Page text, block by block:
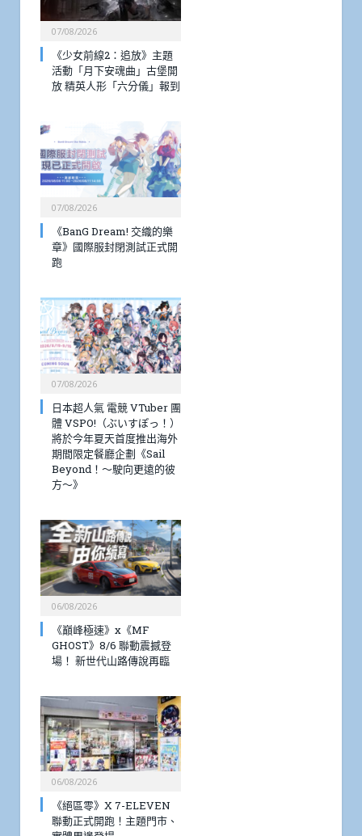
07/08/2026
《少女前線2：追放》主題
活動「月下安魂曲」古堡開
放 精英人形「六分儀」報到
07/08/2026
《BanG Dream! 交織的樂
章》國際服封閉測試正式開
跑
07/08/2026
日本超人氣 電競 VTuber 團
體 VSPO!（ぶいすぽっ！）
將於今年夏天首度推出海外
期間限定餐廳企劃《Sail
Beyond！～駛向更遠的彼
方～》
06/08/2026
《巔峰極速》x《MF
GHOST》8/6 聯動震撼登
場！ 新世代山路傳說再臨
06/08/2026
《絕區零》X 7-ELEVEN
聯動正式開跑！主題門市、